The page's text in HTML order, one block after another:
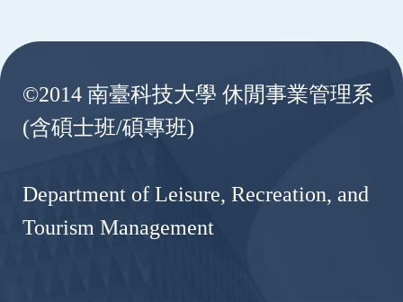
©2014 南臺科技大學 休閒事業管理系
(含碩士班/碩專班)
Department of Leisure, Recreation, and
Tourism Management